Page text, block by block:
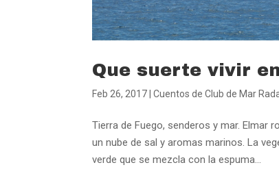
Que suerte vivir
Feb 26, 2017 |Cuentos de Club de Mar
Tierra de Fuego, senderos y mar. Elmar
un nube de sal y aromas marinos. La
verde que se mezcla con la espuma...